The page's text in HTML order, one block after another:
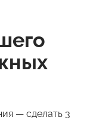
— сделать 3